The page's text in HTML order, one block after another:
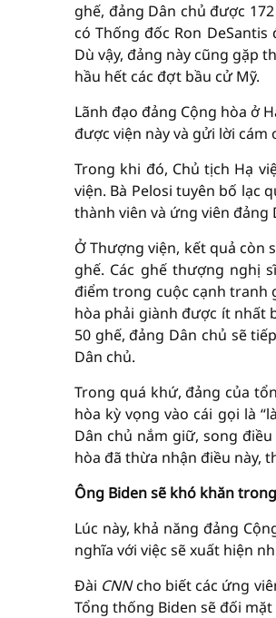
ghế, đảng Dân chủ được
có Thống đốc Ron
Dù vậy, đảng này cũng gặp
hầu hết các đợt bầu cử Mỹ.
Lãnh đạo đảng Cộng hòa ở
được viện này và gửi lời
Trong khi đó, Chủ tịch Hạ
viện. Bà Pelosi tuyên bố lạc
thành viên và ứng viên đảng
Ở Thượng viện, kết quả còn
ghế. Các ghế thượng nghị
điểm trong cuộc cạnh tranh
hòa phải giành được ít nhất
50 ghế, đảng Dân chủ sẽ
Dân chủ.
Trong quá khứ, đảng của
hòa kỳ vọng vào cái gọi là
Dân chủ nắm giữ, song
hòa đã thừa nhận điều này,
Ông Biden sẽ khó khăn
Lúc này, khả năng đảng
nghĩa với việc sẽ xuất hiện
Đài CNNcho biết các ứng
Tổng thống Biden sẽ đối